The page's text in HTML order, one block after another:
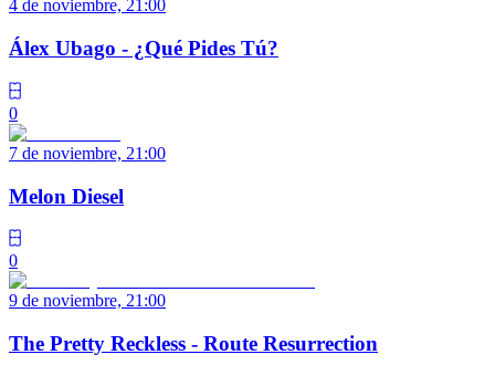
4 de noviembre, 21:00
Álex Ubago - ¿Qué Pides Tú?
0
7 de noviembre, 21:00
Melon Diesel
0
9 de noviembre, 21:00
The Pretty Reckless - Route Resurrection